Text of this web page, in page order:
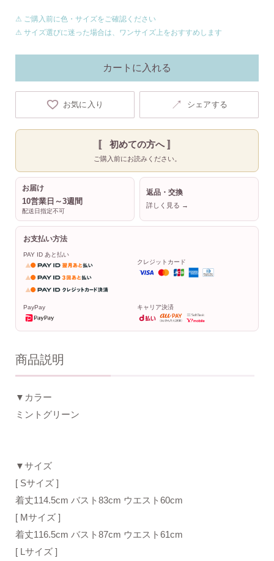
⚠ ご購入前に色・サイズをご確認ください
⚠ サイズ選びに迷った場合は、ワンサイズ上をおすすめします
カートに入れる
お気に入り ↗ シェアする
〚 初めての方へ 〛
ご購入前にお読みください。
お届け
10営業日～3週間
配送日指定不可
返品・交換
詳しく見る →
お支払い方法
PAY ID あと払い
クレジットカード
PayPay キャリア決済
商品説明
▼カラー
ミントグリーン
▼サイズ
[ Sサイズ ]
着丈114.5cm バスト83cm ウエスト60cm
[ Mサイズ ]
着丈116.5cm バスト87cm ウエスト61cm
[ Lサイズ ]